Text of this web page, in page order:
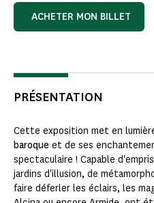
ACHETER MON BILLET
PRÉSENTATION
Cette exposition met en
baroque et de ses
spectaculaire ! Capable
jardins d'illusion, de
faire déferler les éclairs, les